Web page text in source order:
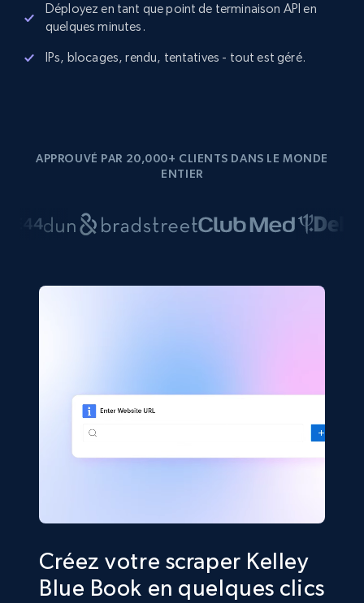
Déployez en tant que point de terminaison API en
quelques minutes.
IPs, blocages, rendu, tentatives - tout est géré.
APPROUVÉ PAR 20,000+ CLIENTS DANS LE MONDE
ENTIER
Créez votre scraper Kelley
Blue Book en quelques clics